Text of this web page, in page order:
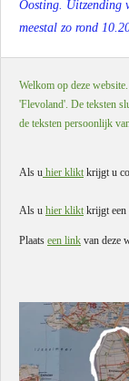
Oosting. Uitzending
meestal zo rond
Welkom op deze
'Flevoland'. De teksten
de teksten persoonlijk
Als u hier klikt krijgt u
Als u hier klikt krijgt een
Plaats een link van deze